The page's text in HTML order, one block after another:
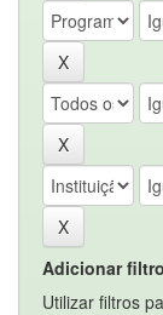
Adicionar
Utilizar filtros